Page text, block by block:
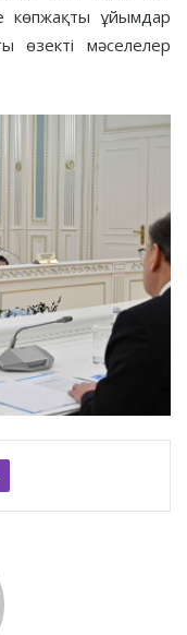
көпжақты ұйымдар
өзекті мәселелер